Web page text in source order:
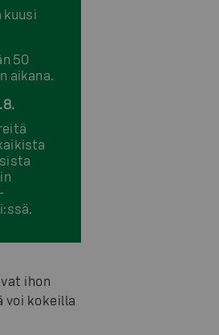
kuusi
50
aikana.
ihon
kokeilla